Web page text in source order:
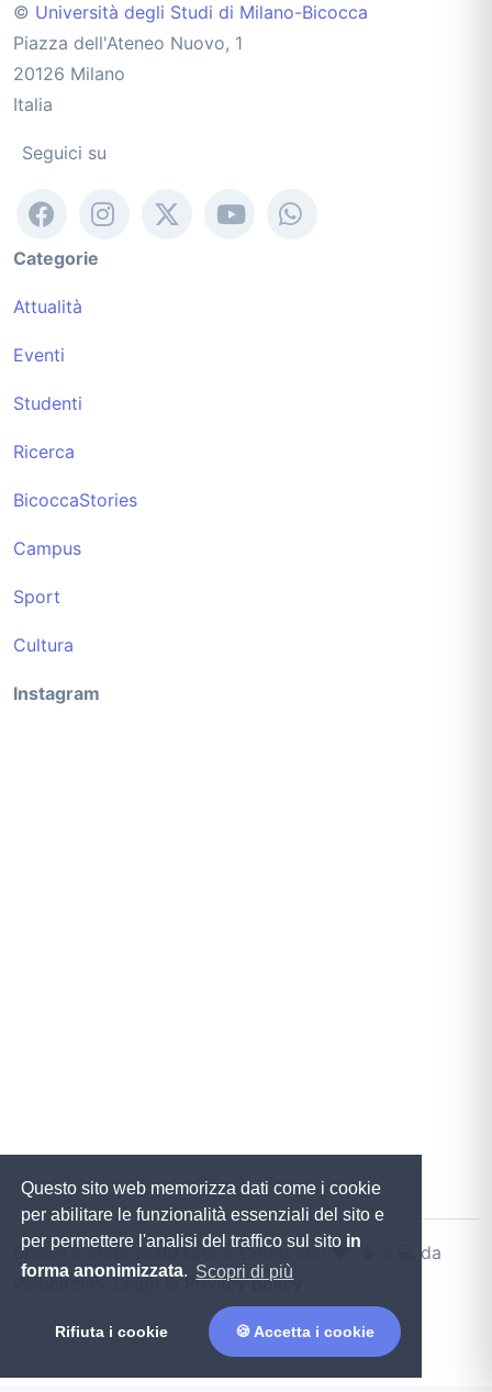
Questo sito web memorizza dati come i cookie
per abilitare le funzionalità essenziali del sito e
per permettere l'analisi del traffico sul sito in
forma anonimizzata. Scopri di più
Rifiuta i cookie 🍪 Accetta i cookie
© Università degli Studi di Milano-Bicocca
Piazza dell'Ateneo Nuovo, 1
20126 Milano
Italia
Seguici su
Categorie
Attualità
Eventi
Studenti
Ricerca
BicoccaStories
Campus
Sport
Cultura
Instagram
Bnews è stato realizzato a Como con ♥️, 🧠 e 💻 da
Webcircles. Leggi laPrivacy policy